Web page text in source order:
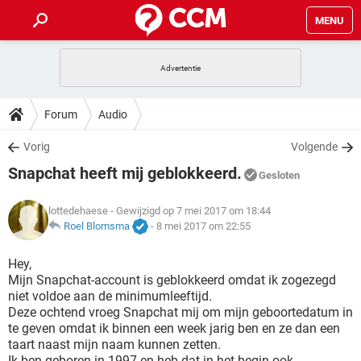
MENU
INSTAGRAM
NETFLIX
GRATIS SNAPCHAT
TIKTOK
HOW-TO
VIDEOBELLEN
GRATIS SNAPCHAT
TIKTOK
DOWNLOADS
VIDEOBELLEN GAMES
INSTAGRAM
NETFLIX CORONAVIRUS
TIKTOK
FORUM
VIDEOBELLEN GAMES
INSTAGRAM
NETFLIX
GRATIS SNAPCHAT
TIKTOK
ARTIKELEN
INSTAGRAM WINDOWS 10
NETFLIX CORONAVIRUS
GRATIS SNAPCHAT
Forum Audio
Vorig Volgende
Snapchat heeft mij geblokkeerd. Gesloten
lottedehaese - Gewijzigd op 7 mei 2017 om 18:44
Roel Blomsma
- 8 mei 2017 om 22:55
Hey,
Mijn Snapchat-account is geblokkeerd omdat ik zogezegd
niet voldoe aan de minimumleeftijd.
Deze ochtend vroeg Snapchat mij om mijn geboortedatum in
te geven omdat ik binnen een week jarig ben en ze dan een
taart naast mijn naam kunnen zetten.